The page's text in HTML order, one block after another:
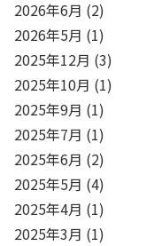
2026年6月 (2)
2026年5月 (1)
2025年12月 (3)
2025年10月 (1)
2025年9月 (1)
2025年7月 (1)
2025年6月 (2)
2025年5月 (4)
2025年4月 (1)
2025年3月 (1)